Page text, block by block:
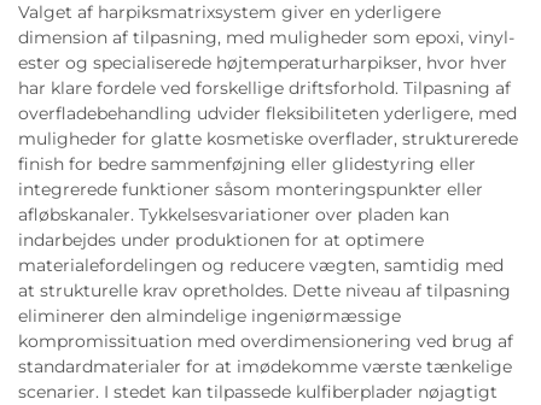
Valget af harpiksmatrixsystem giver en yderligere
dimension af tilpasning, med muligheder som epoxi, vinyl-
ester og specialiserede højtemperaturharpikser, hvor hver
har klare fordele ved forskellige driftsforhold. Tilpasning af
overfladebehandling udvider fleksibiliteten yderligere, med
muligheder for glatte kosmetiske overflader, strukturerede
finish for bedre sammenføjning eller glidestyring eller
integrerede funktioner såsom monteringspunkter eller
afløbskanaler. Tykkelsesvariationer over pladen kan
indarbejdes under produktionen for at optimere
materialefordelingen og reducere vægten, samtidig med
at strukturelle krav opretholdes. Dette niveau af tilpasning
eliminerer den almindelige ingeniørmæssige
kompromissituation med overdimensionering ved brug af
standardmaterialer for at imødekomme værste tænkelige
scenarier. I stedet kan tilpassede kulfiberplader nøjagtigt